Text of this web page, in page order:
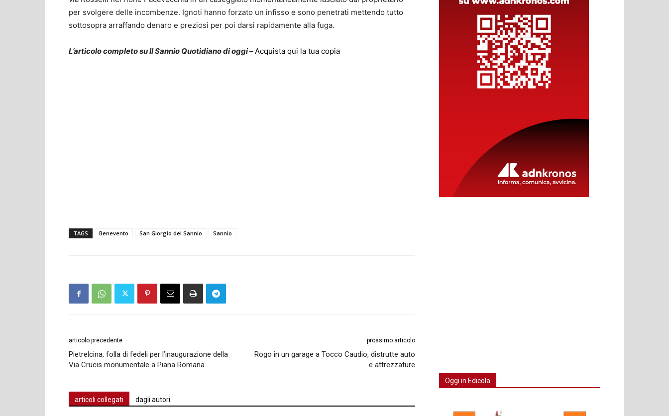
per svolgere delle incombenze. Ignoti hanno forzato un infisso e sono penetrati mettendo tutto
sottosopra arraffando denaro e preziosi per poi darsi rapidamente alla fuga.
L’articolo completo su Il Sannio Quotidiano di oggi –Acquista qui la tua copia
TAGS Benevento San Giorgio del Sannio Sannio
articolo precedente
Pietrelcina, folla di fedeli per l’inaugurazione della
Via Crucis monumentale a Piana Romana
prossimo articolo
Rogo in un garage a Tocco Caudio, distrutte auto
e attrezzature
articoli collegati dagli autori
Oggi in Edicola